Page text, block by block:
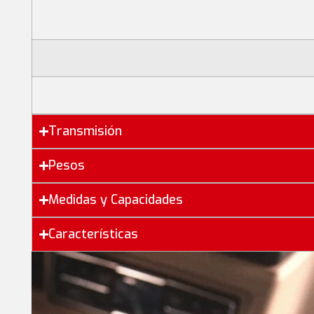
Transmisión
Pesos
Medidas y Capacidades
Características